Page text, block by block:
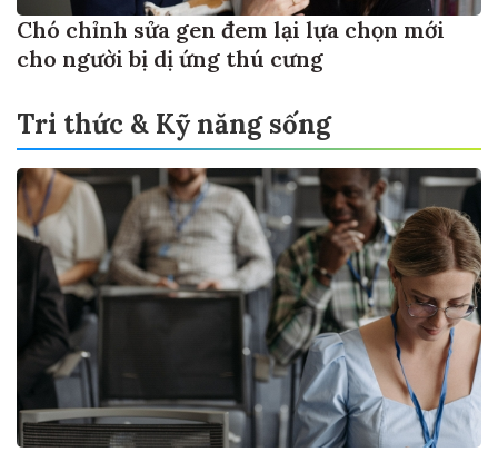
Chó chỉnh sửa gen đem lại lựa chọn mới
cho người bị dị ứng thú cưng
Tri thức & Kỹ năng sống